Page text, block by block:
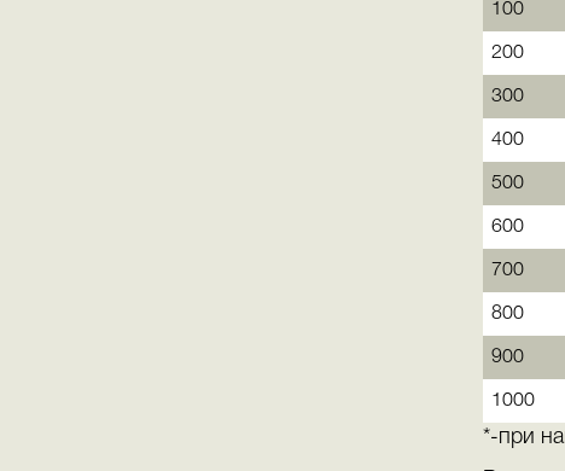
100
200
300
400
500
600
700
800
900
1000
*-при